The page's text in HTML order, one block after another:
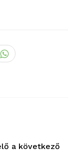
a következő